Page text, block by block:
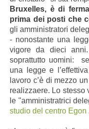
Bruxelles, è di
prima dei posti che
gli amministratori
- nonostante una
vigore da dieci
soprattutto uomini:
una legge e
lavoro c’è di mezzo
realizzaere. Lo stesso
le "amministratrici
studio del centro Egon